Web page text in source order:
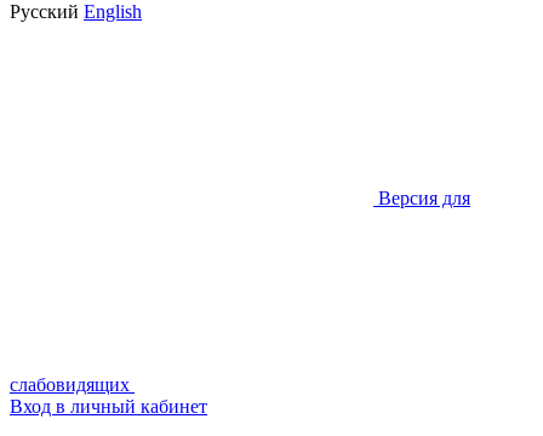
Русский English
Версия для
слабовидящих
Вход в личный кабинет